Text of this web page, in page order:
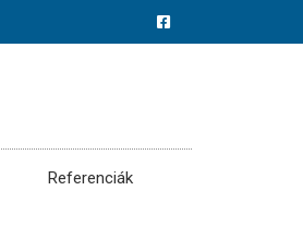
Referenciák